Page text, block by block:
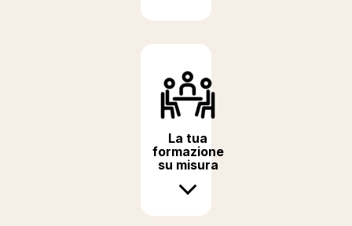
La tua
formazione
su misura